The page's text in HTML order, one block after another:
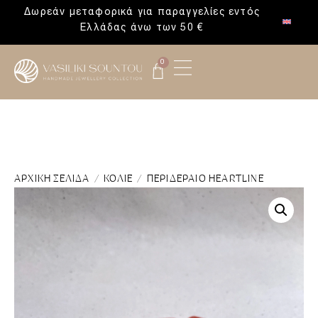
Δωρεάν μεταφορικά για παραγγελίες εντός
Ελλάδας άνω των 50 €
0
ΑΡΧΙΚΉ ΣΕΛΊΔΑ /ΚΟΛΙΈ / ΠΕΡΙΔΈΡΑΙΟ HEARTLINE